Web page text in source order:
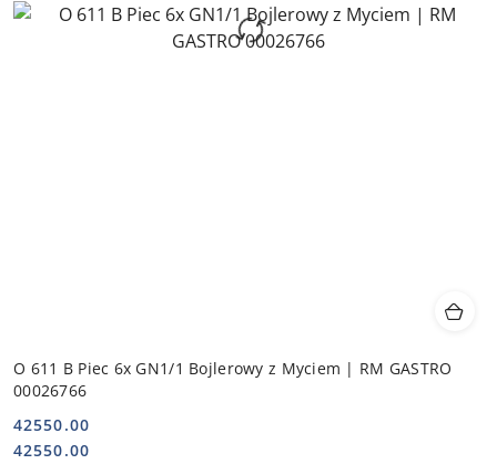
O 611 B Piec 6x GN1/1 Bojlerowy z Myciem | RM GASTRO
00026766
Cena:
42550.00
Cena:
42550.00